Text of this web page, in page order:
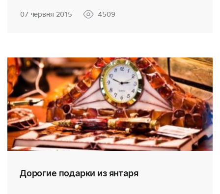
07 червня 2015 4509
Дорогие подарки из янтаря